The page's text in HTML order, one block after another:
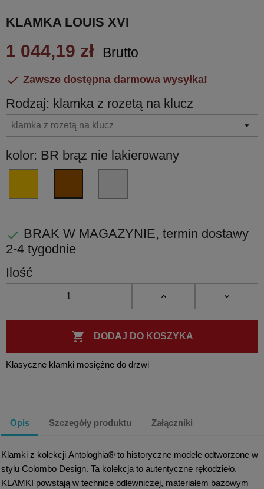
KLAMKA LOUIS XVI
1 044,19 zł Brutto
 Zawsze dostępna darmowa wysyłka!
Rodzaj: klamka z rozetą na klucz
kolor: BR brąz nie lakierowany
lakierowane
 BRAK W MAGAZYNIE, termin dostawy
2-4 tygodnie
Ilość
 DODAJ DO KOSZYKA
Klasyczne klamki mosiężne do drzwi
Opis Szczegóły produktu Załączniki
Klamki z kolekcji Antologhia® to historyczne modele odtworzone w
stylu Colombo Design. Ta kolekcja to autentyczne rękodzieło.
KLAMKI powstają w technice odlewniczej, materiałem bazowym